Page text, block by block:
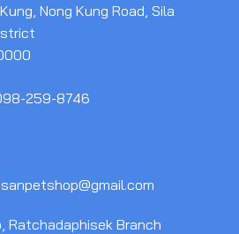
Nong Kung Road, Sila
259-8746
Ratchadaphisek Branch